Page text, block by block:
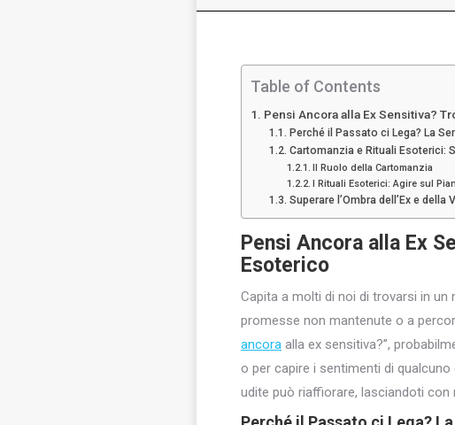
Table of Contents
Pensi Ancora alla Ex Sensitiva?
Perché il Passato ci Lega? La
Cartomanzia e Rituali Esoterici:
Il Ruolo della Cartomanzia
I Rituali Esoterici: Agire sul
Superare l’Ombra dell’Ex e della
Pensi Ancora alla Ex
Esoterico
Capita a molti di noi di trovarsi in
promesse non mantenute o a
ancora alla ex sensitiva?”,
o per capire i sentimenti di
udite può riaffiorare, lasciandoti